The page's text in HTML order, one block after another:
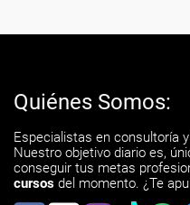
Quiénes Somos:
Especialistas en consultoría y
Nuestro objetivo diario es,
conseguir tus metas
cursos del momento. ¿Te